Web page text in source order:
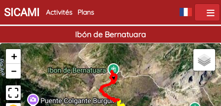
SICAMI Activités Plans
Ibón de Bernatuara
+
−